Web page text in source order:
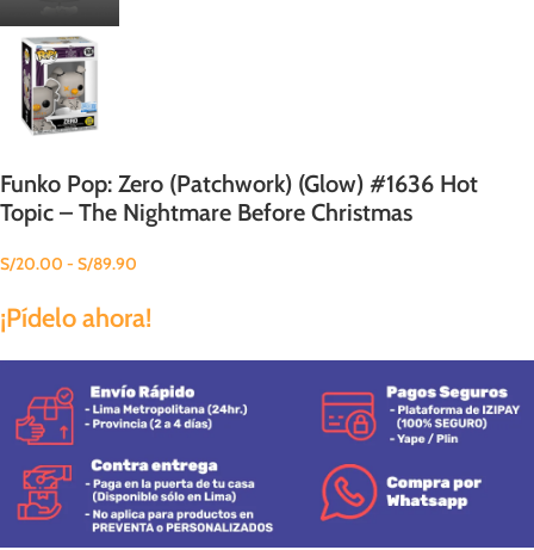
Funko Pop: Zero (Patchwork) (Glow) #1636 Hot
Topic – The Nightmare Before Christmas
S/20.00 - S/89.90
¡Pídelo ahora!